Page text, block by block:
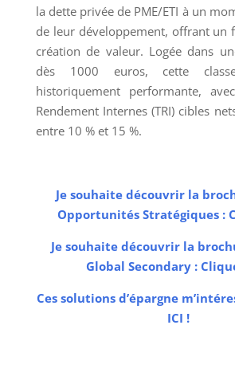
la dette privée de PME/ETI à un
de leur développement, offrant un
création de valeur. Logée dans
dès 1000 euros, cette
historiquement performante,
Rendement Internes (TRI) cibles
entre 10 % et 15 %.
Je souhaite découvrir la
Opportunités Stratégiques :
Je souhaite découvrir la
Global Secondary :
Ces solutions d’épargne
ICI !